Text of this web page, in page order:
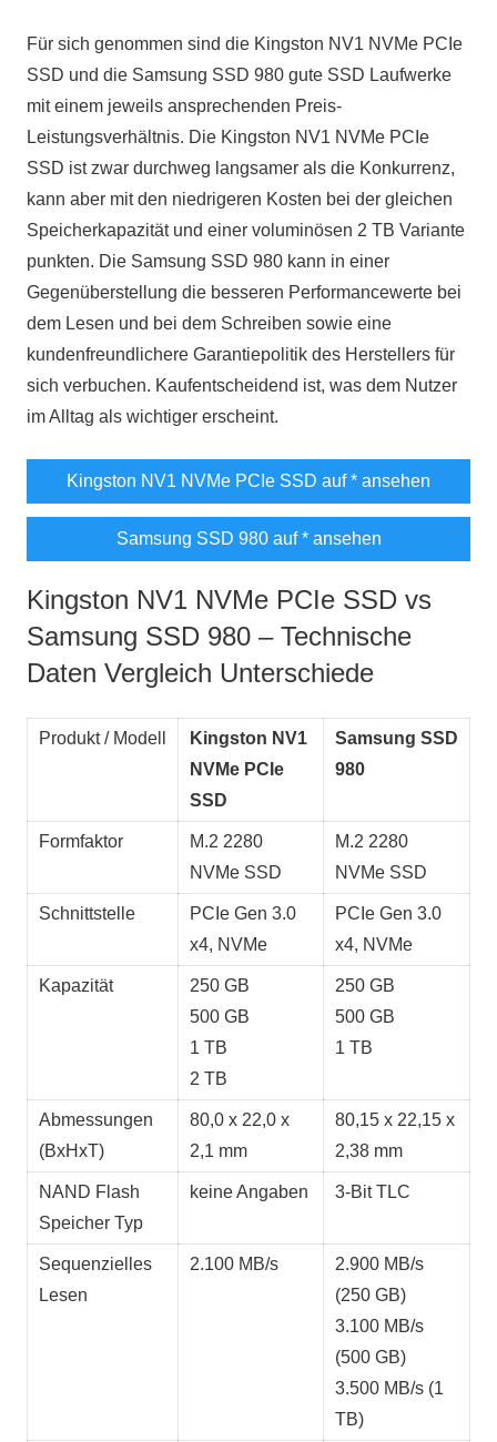
Für sich genommen sind die Kingston NV1 NVMe PCIe
SSD und die Samsung SSD 980 gute SSD Laufwerke
mit einem jeweils ansprechenden Preis-
Leistungsverhältnis. Die Kingston NV1 NVMe PCIe
SSD ist zwar durchweg langsamer als die Konkurrenz,
kann aber mit den niedrigeren Kosten bei der gleichen
Speicherkapazität und einer voluminösen 2 TB Variante
punkten. Die Samsung SSD 980 kann in einer
Gegenüberstellung die besseren Performancewerte bei
dem Lesen und bei dem Schreiben sowie eine
kundenfreundlichere Garantiepolitik des Herstellers für
sich verbuchen. Kaufentscheidend ist, was dem Nutzer
im Alltag als wichtiger erscheint.
Kingston NV1 NVMe PCIe SSD auf* ansehen
Samsung SSD 980 auf* ansehen
Kingston NV1 NVMe PCIe SSD vs
Samsung SSD 980 – Technische
Daten Vergleich Unterschiede
Produkt / Modell
Kingston NV1
NVMe PCIe
SSD
Samsung SSD
980
Formfaktor
M.2 2280
NVMe SSD
M.2 2280
NVMe SSD
Schnittstelle
PCIe Gen 3.0
x4, NVMe
PCIe Gen 3.0
x4, NVMe
Kapazität
250 GB
500 GB
1 TB
2 TB
250 GB
500 GB
1 TB
Abmessungen
(BxHxT)
80,0 x 22,0 x
2,1 mm
80,15 x 22,15 x
2,38 mm
NAND Flash
Speicher Typ
keine Angaben 3-Bit TLC
Sequenzielles
Lesen
2.100 MB/s
2.900 MB/s
(250 GB)
3.100 MB/s
(500 GB)
3.500 MB/s (1
TB)